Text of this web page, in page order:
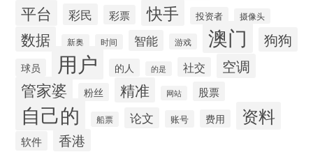
平台 彩民 彩票 快手 投资者 摄像头
数据 新奥 时间 智能 游戏 澳门 狗狗
球员 用户 的人 的是 社交 空调
管家婆 粉丝 精准 网站 股票
自己的 船票 论文 账号 费用 资料
软件 香港